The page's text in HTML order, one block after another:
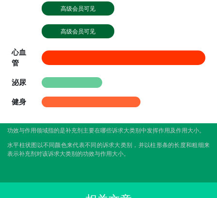
高级会员可见
高级会员可见
心血
管
泌尿
健身
功效与作用领域指的是补充剂主要在哪些诉求大类别中发挥作用及作用大小。
水平柱状图以不同颜色来代表不同的诉求大类别，并以柱形条的长度和粗细来
表示补充剂对该诉求大类别的功效与作用大小。